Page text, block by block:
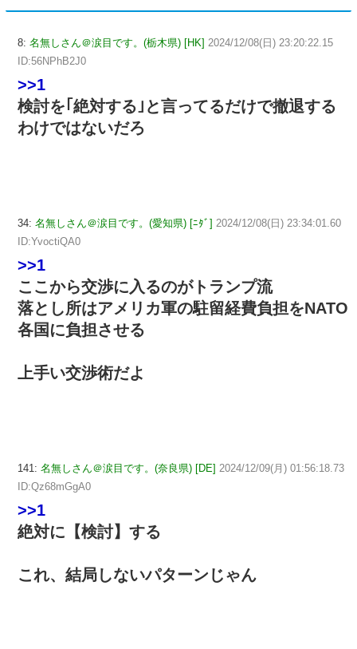
8: 名無しさん＠涙目です。(栃木県) [HK] 2024/12/08(日) 23:20:22.15
ID:56NPhB2J0
>>1
検討を｢絶対する｣と言ってるだけで撤退する
わけではないだろ
34: 名無しさん＠涙目です。(愛知県) [ﾆﾀﾞ] 2024/12/08(日) 23:34:01.60
ID:YvoctiQA0
>>1
ここから交渉に入るのがトランプ流
落とし所はアメリカ軍の駐留経費負担をNATO
各国に負担させる
上手い交渉術だよ
141: 名無しさん＠涙目です。(奈良県) [DE] 2024/12/09(月) 01:56:18.73
ID:Qz68mGgA0
>>1
絶対に【検討】する
これ、結局しないパターンじゃん